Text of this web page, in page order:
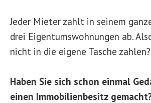
Jeder Mieter zahlt in seinem
drei Eigentumswohnungen ab.
nicht in die eigene Tasche zahlen?
Haben Sie sich schon einmal
einen Immobilienbesitz